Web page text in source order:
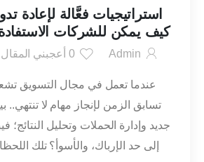
استراتيجيات فعَّالة لإعادة
كيف يمكن للشركات
على منصات التواصل
Admin
0أعجبني المقال
عندما تعمل في مجال التسويق
تسابق الزمن لإنجاز مهام لا تنتهي..
جديد وإدارة الحملات وتحليل النتائج؛
إلى حد الإرباك، والأسوأ؟ تلك